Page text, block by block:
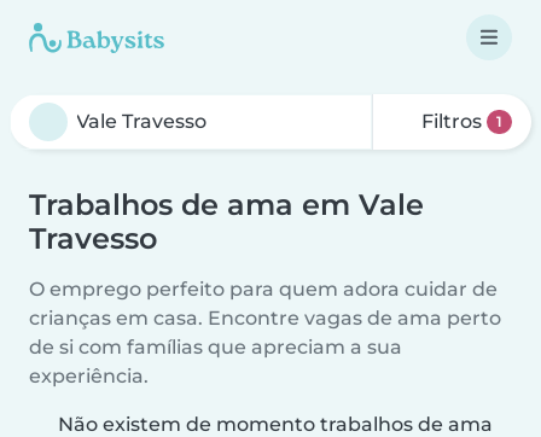
Filtros 1
Trabalhos de ama em Vale
Travesso
O emprego perfeito para quem adora cuidar de
crianças em casa. Encontre vagas de ama perto
de si com famílias que apreciam a sua
experiência.
Não existem de momento trabalhos de ama